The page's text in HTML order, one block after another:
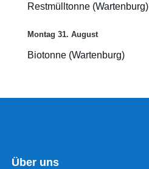
Restmülltonne (Wartenburg)
Montag 31. August
Biotonne (Wartenburg)
Über uns